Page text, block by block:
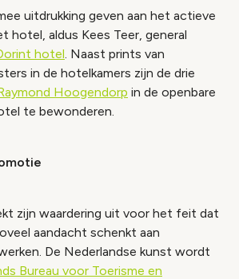
uitdrukking geven aan het actieve
hotel, aldus Kees Teer, general
hotel. Naast prints van
in de hotelkamers zijn de drie
Hoogendorp in de openbare
te bewonderen.
zijn waardering uit voor het feit dat
aandacht schenkt aan
De Nederlandse kunst wordt
Bureau voor Toerisme en